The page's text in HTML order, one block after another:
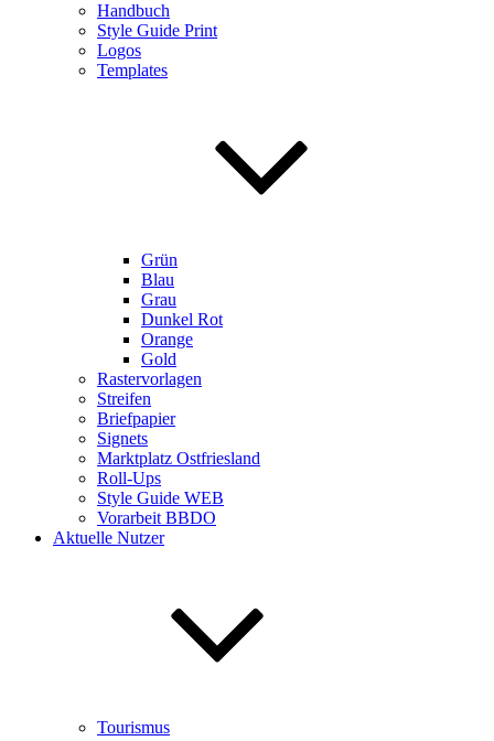
Handbuch
Style Guide Print
Logos
Templates
Grün
Blau
Grau
Dunkel Rot
Orange
Gold
Rastervorlagen
Streifen
Briefpapier
Signets
Marktplatz Ostfriesland
Roll-Ups
Style Guide WEB
Vorarbeit BBDO
Aktuelle Nutzer
Tourismus